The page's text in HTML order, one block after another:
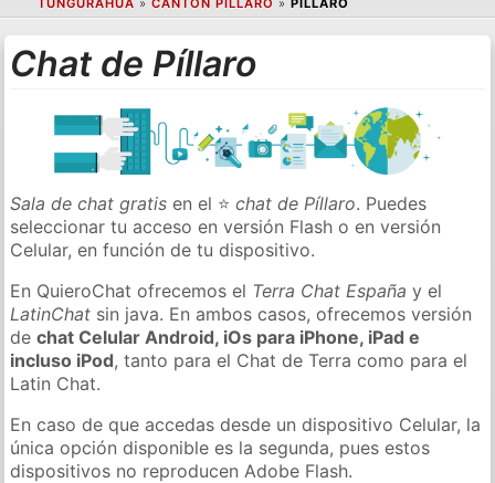
TUNGURAHUA » CANTÓN PÍLLARO » PÍLLARO
Chat de Píllaro
Sala de chat gratis en el ⭐chat de Píllaro. Puedes
seleccionar tu acceso en versión Flash o en versión
Celular, en función de tu dispositivo.
En QuieroChat ofrecemos el Terra Chat España y el
LatinChat sin java. En ambos casos, ofrecemos versión
dechat Celular Android, iOs para iPhone, iPad e
incluso iPod, tanto para el Chat de Terra como para el
Latin Chat.
En caso de que accedas desde un dispositivo Celular, la
única opción disponible es la segunda, pues estos
dispositivos no reproducen Adobe Flash.